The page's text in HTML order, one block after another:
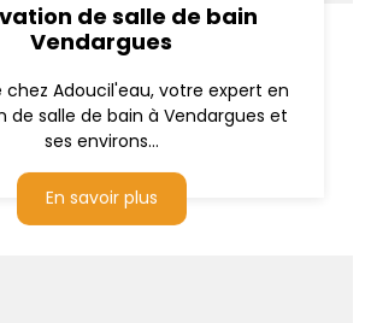
de salle de bain
Vendargues
chez Adoucil'eau, votre expert en
de salle de bain à Vendargues et
ses environs...
En savoir plus